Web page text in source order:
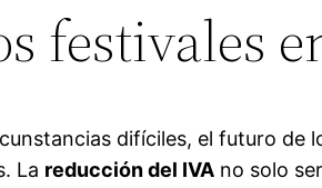
festivales
difíciles, el futuro
La reducción del IVA no solo